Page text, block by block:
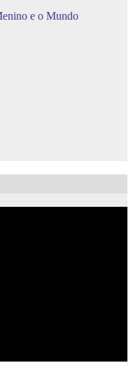
》O Menino e o